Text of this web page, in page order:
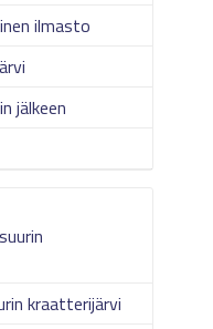
ilmasto
jälkeen
kraatterijärvi